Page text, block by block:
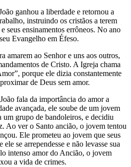
ganhou a liberdade e retornou a
instruindo os cristãos a terem
seus ensinamentos errôneos. No ano
Evangelho em Éfeso.
amarem ao Senhor e uns aos outros,
de Cristo. A Igreja chama
porque ele dizia constantemente
de Deus sem amor.
fala da importância do amor a
avançada, ele soube de um jovem
um grupo de bandoleiros, e decidiu
Ao ver o Santo ancião, o jovem tentou
Ele prometeu ao jovem que seus
ele se arrependesse e não levasse sua
intenso amor do Ancião, o jovem
a vida de crimes.